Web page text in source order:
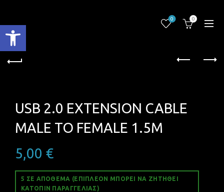
Ανοίξτε τη γραμμή εργαλείων
0 0
USB 2.0 EXTENSION CABLE
MALE TO FEMALE 1.5M
5,00 €
5 ΣΕ ΑΠΌΘΕΜΑ (ΕΠΙΠΛΈΟΝ ΜΠΟΡΕΊ ΝΑ ΖΗΤΗΘΕΊ
ΚΑΤΌΠΙΝ ΠΑΡΑΓΓΕΛΊΑΣ)